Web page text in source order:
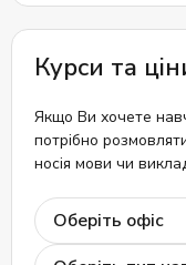
Курси та
Якщо Ви хочете
потрібно
носія мови чи
Оберіть офіс